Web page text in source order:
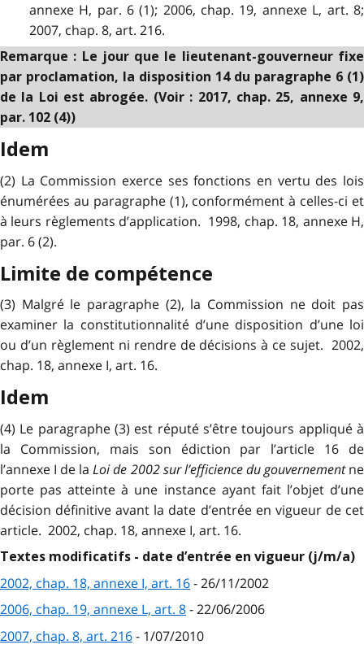
annexe H, par. 6 (1); 2006, chap. 19, annexe L, art. 8;
2007, chap. 8, art. 216.
Remarque : Le jour que le lieutenant-gouverneur fixe
par proclamation, la disposition 14 du paragraphe 6 (1)
de la Loi est abrogée. (Voir : 2017, chap. 25, annexe 9,
par. 102 (4))
Idem
(2) La Commission exerce ses fonctions en vertu des lois
énumérées au paragraphe (1), conformément à celles-ci et
à leurs règlements d’application. 1998, chap. 18, annexe H,
par. 6 (2).
Limite de compétence
(3) Malgré le paragraphe (2), la Commission ne doit pas
examiner la constitutionnalité d’une disposition d’une loi
ou d’un règlement ni rendre de décisions à ce sujet. 2002,
chap. 18, annexe I, art. 16.
Idem
(4) Le paragraphe (3) est réputé s’être toujours appliqué à
la Commission, mais son édiction par l’article 16 de
l’annexe I de laLoi de 2002 sur l’efficience du gouvernementne
porte pas atteinte à une instance ayant fait l’objet d’une
décision définitive avant la date d’entrée en vigueur de cet
article. 2002, chap. 18, annexe I, art. 16.
Textes modificatifs - date d’entrée en vigueur (j/m/a)
2002, chap. 18, annexe I, art. 16- 26/11/2002
2006, chap. 19, annexe L, art. 8- 22/06/2006
2007, chap. 8, art. 216- 1/07/2010